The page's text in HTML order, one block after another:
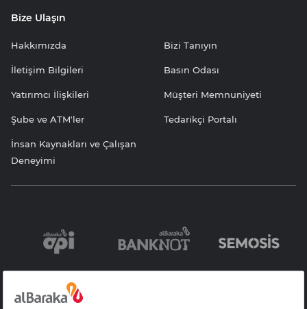
Bize Ulaşın
Hakkımızda Bizi Tanıyın
İletişim Bilgileri Basın Odası
Yatırımcı İlişkileri Müşteri Memnuniyeti
Şube ve ATM'ler Tedarikçi Portalı
İnsan Kaynakları ve Çalışan
Deneyimi